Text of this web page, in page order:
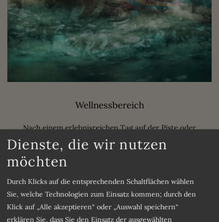
Wellnessbereich
Nach einem erlebnisreichen Tag auf der Piste oder
einer anstrengenden Wanderung ist es ausgesprochen
angenehm, im Schwimmbad neue Energie zu tanken,
sich in der Sauna oder im türkischen Bad zu
entspannen und sich in die erfahrenen Hände unserer
Masseure zu begeben.
Dienste, die wir nutzen
möchten
Durch Klicks auf die entsprechenden Schaltflächen wählen
Sie, welche Technologien zum Einsatz kommen; durch den
Klick auf „Alle akzeptieren“ oder „Auswahl speichern“
erklären Sie, dass Sie den Einsatz der ausgewählten